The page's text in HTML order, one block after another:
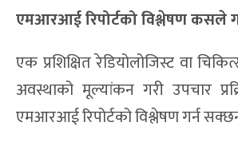
एमआरआई रिपोर्टको विश्लेषण कसले
एक प्रशिक्षित रेडियोलोजिस्ट वा
अवस्थाको मूल्यांकन गरी उपचार
एमआरआई रिपोर्टको विश्लेषण गर्न